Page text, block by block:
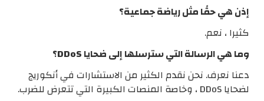
إذن هي حقًا مثل رياضة جماعية؟
كثيرا ، نعم.
وما هي الرسالة التي سترسلها إلى ضحايا DDoS؟
دعنا نعرف. نحن نقدم الكثير من الاستشارات في أنكوريج
لضحايا DDoS ، وخاصة المنصات الكبيرة التي تتعرض للضرب.